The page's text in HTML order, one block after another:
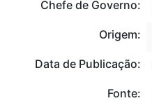
Chefe de Governo:
Origem:
Data de Publicação:
Fonte: